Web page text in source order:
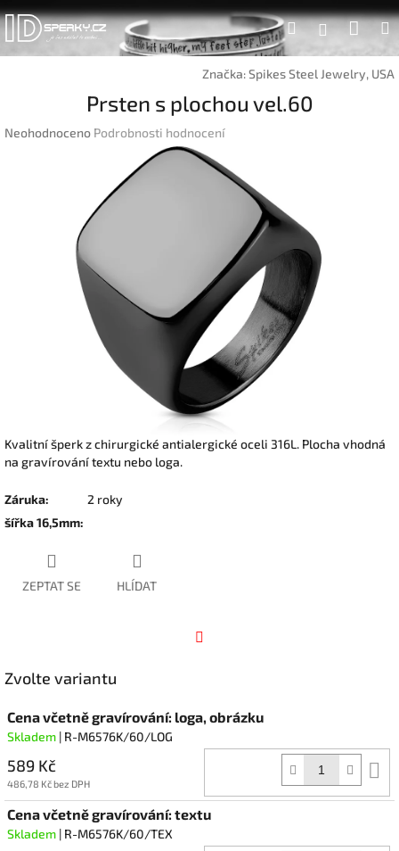
Přejít
na
obsah
Hledat
Značka:Spikes Steel Jewelry, USA
Prsten s plochou vel.60
Průměrné
Neohodnoceno Podrobnosti hodnocení
Kvalitní šperk z chirurgické antialergické oceli 316L. Plocha vhodná
na gravírování textu nebo loga.
Záruka:
2 roky
šířka 16,5mm:
ZEPTAT SE HLÍDAT
Zvolte variantu
Cena včetně gravírování: loga, obrázku
Skladem | R-M6576K/60/LOG
589 Kč
486,78 Kč bez DPH
Cena včetně gravírování: textu
Skladem | R-M6576K/60/TEX